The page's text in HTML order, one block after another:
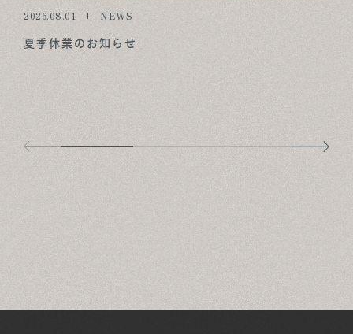
2026.08.01 NEWS
夏季休業のお知らせ